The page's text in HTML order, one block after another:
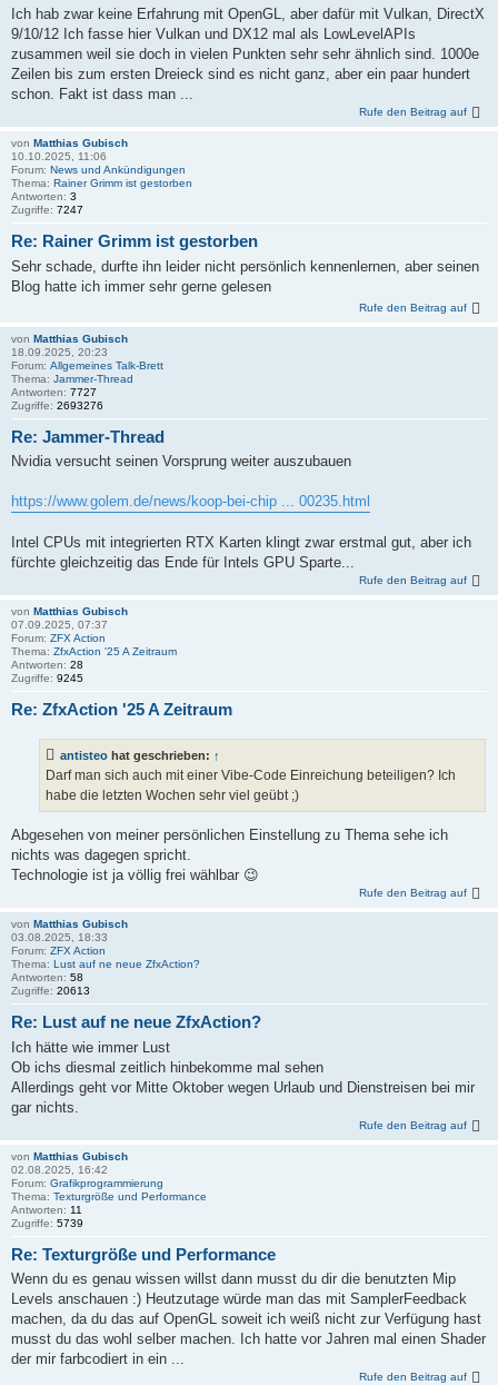
Ich hab zwar keine Erfahrung mit OpenGL, aber dafür mit Vulkan, DirectX
9/10/12 Ich fasse hier Vulkan und DX12 mal als LowLevelAPIs
zusammen weil sie doch in vielen Punkten sehr sehr ähnlich sind. 1000e
Zeilen bis zum ersten Dreieck sind es nicht ganz, aber ein paar hundert
schon. Fakt ist dass man ...
Rufe den Beitrag auf
von Matthias Gubisch
10.10.2025, 11:06
Forum: News und Ankündigungen
Thema: Rainer Grimm ist gestorben
Antworten: 3
Zugriffe: 7247
Re: Rainer Grimm ist gestorben
Sehr schade, durfte ihn leider nicht persönlich kennenlernen, aber seinen
Blog hatte ich immer sehr gerne gelesen
Rufe den Beitrag auf
von Matthias Gubisch
18.09.2025, 20:23
Forum: Allgemeines Talk-Brett
Thema: Jammer-Thread
Antworten: 7727
Zugriffe: 2693276
Re: Jammer-Thread
Nvidia versucht seinen Vorsprung weiter auszubauen
https://www.golem.de/news/koop-bei-chip ... 00235.html
Intel CPUs mit integrierten RTX Karten klingt zwar erstmal gut, aber ich
fürchte gleichzeitig das Ende für Intels GPU Sparte...
Rufe den Beitrag auf
von Matthias Gubisch
07.09.2025, 07:37
Forum: ZFX Action
Thema: ZfxAction '25 A Zeitraum
Antworten: 28
Zugriffe: 9245
Re: ZfxAction '25 A Zeitraum
antisteo hat geschrieben: ↑
Darf man sich auch mit einer Vibe-Code Einreichung beteiligen? Ich
habe die letzten Wochen sehr viel geübt ;)
Abgesehen von meiner persönlichen Einstellung zu Thema sehe ich
nichts was dagegen spricht.
Technologie ist ja völlig frei wählbar 😉
Rufe den Beitrag auf
von Matthias Gubisch
03.08.2025, 18:33
Forum: ZFX Action
Thema: Lust auf ne neue ZfxAction?
Antworten: 58
Zugriffe: 20613
Re: Lust auf ne neue ZfxAction?
Ich hätte wie immer Lust
Ob ichs diesmal zeitlich hinbekomme mal sehen
Allerdings geht vor Mitte Oktober wegen Urlaub und Dienstreisen bei mir
gar nichts.
Rufe den Beitrag auf
von Matthias Gubisch
02.08.2025, 16:42
Forum: Grafikprogrammierung
Thema: Texturgröße und Performance
Antworten: 11
Zugriffe: 5739
Re: Texturgröße und Performance
Wenn du es genau wissen willst dann musst du dir die benutzten Mip
Levels anschauen :) Heutzutage würde man das mit SamplerFeedback
machen, da du das auf OpenGL soweit ich weiß nicht zur Verfügung hast
musst du das wohl selber machen. Ich hatte vor Jahren mal einen Shader
der mir farbcodiert in ein ...
Rufe den Beitrag auf